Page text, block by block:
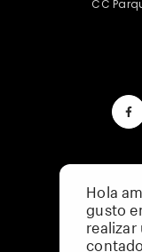
CC
Hola
gusto